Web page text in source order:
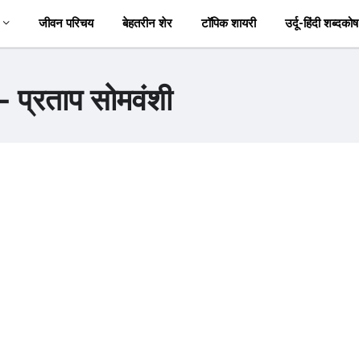
जीवन परिचय बेहतरीन शेर टॉपिक शायरी उर्दू-हिंदी शब्दकोष
सोमवंशी